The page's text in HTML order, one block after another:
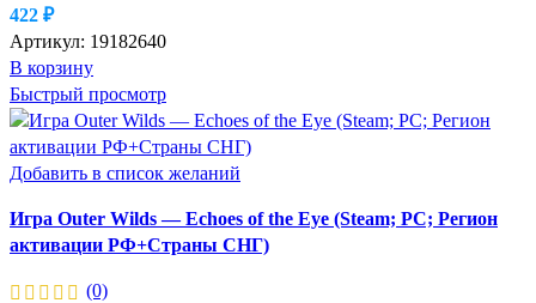
422 ₽
Артикул: 19182640
В корзину
Быстрый просмотр
Добавить в список желаний
Игра Outer Wilds — Echoes of the Eye (Steam; PC; Регион
активации РФ+Страны СНГ)
(0)